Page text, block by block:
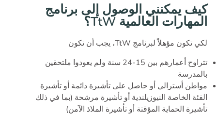
كيف يمكنني الوصول إلى برنامج
المهارات العالمية TtW؟
لكي تكون مؤهلاً لبرنامج TtW، يجب أن تكون
تتراوح أعمارهم بين 15-24 سنة ولم يعودوا ملتحقين
بالمدرسة
مواطن أسترالي أو حاصل على تأشيرة دائمة أو تأشيرة
الفئة الخاصة النيوزيلندية أو تأشيرة مرشحة (بما في ذلك
تأشيرة الحماية المؤقتة أو تأشيرة الملاذ الآمن)